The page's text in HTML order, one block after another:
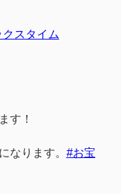
スタイム
す！
なります。 #お宝